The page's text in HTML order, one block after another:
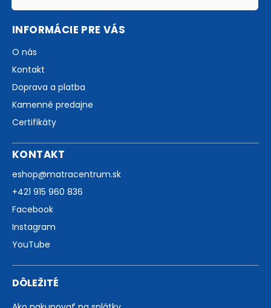
INFORMÁCIE PRE VÁS
O nás
Kontakt
Doprava a platba
Kamenné predajne
Certifikáty
KONTAKT
eshop@matracentrum.sk
+421 915 960 836
Facebook
Instagram
YouTube
DÔLEŽITÉ